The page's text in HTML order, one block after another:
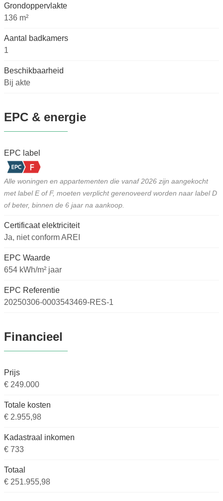
Grondoppervlakte
136 m²
Aantal badkamers
1
Beschikbaarheid
Bij akte
EPC & energie
EPC label
Alle woningen en appartementen die vanaf 2026 zijn aangekocht
met label E of F, moeten verplicht gerenoveerd worden naar label D
of beter, binnen de 6 jaar na aankoop.
Certificaat elektriciteit
Ja, niet conform AREI
EPC Waarde
654 kWh/m² jaar
EPC Referentie
20250306-0003543469-RES-1
Financieel
Prijs
€ 249.000
Totale kosten
€ 2.955,98
Kadastraal inkomen
€ 733
Totaal
€ 251.955,98